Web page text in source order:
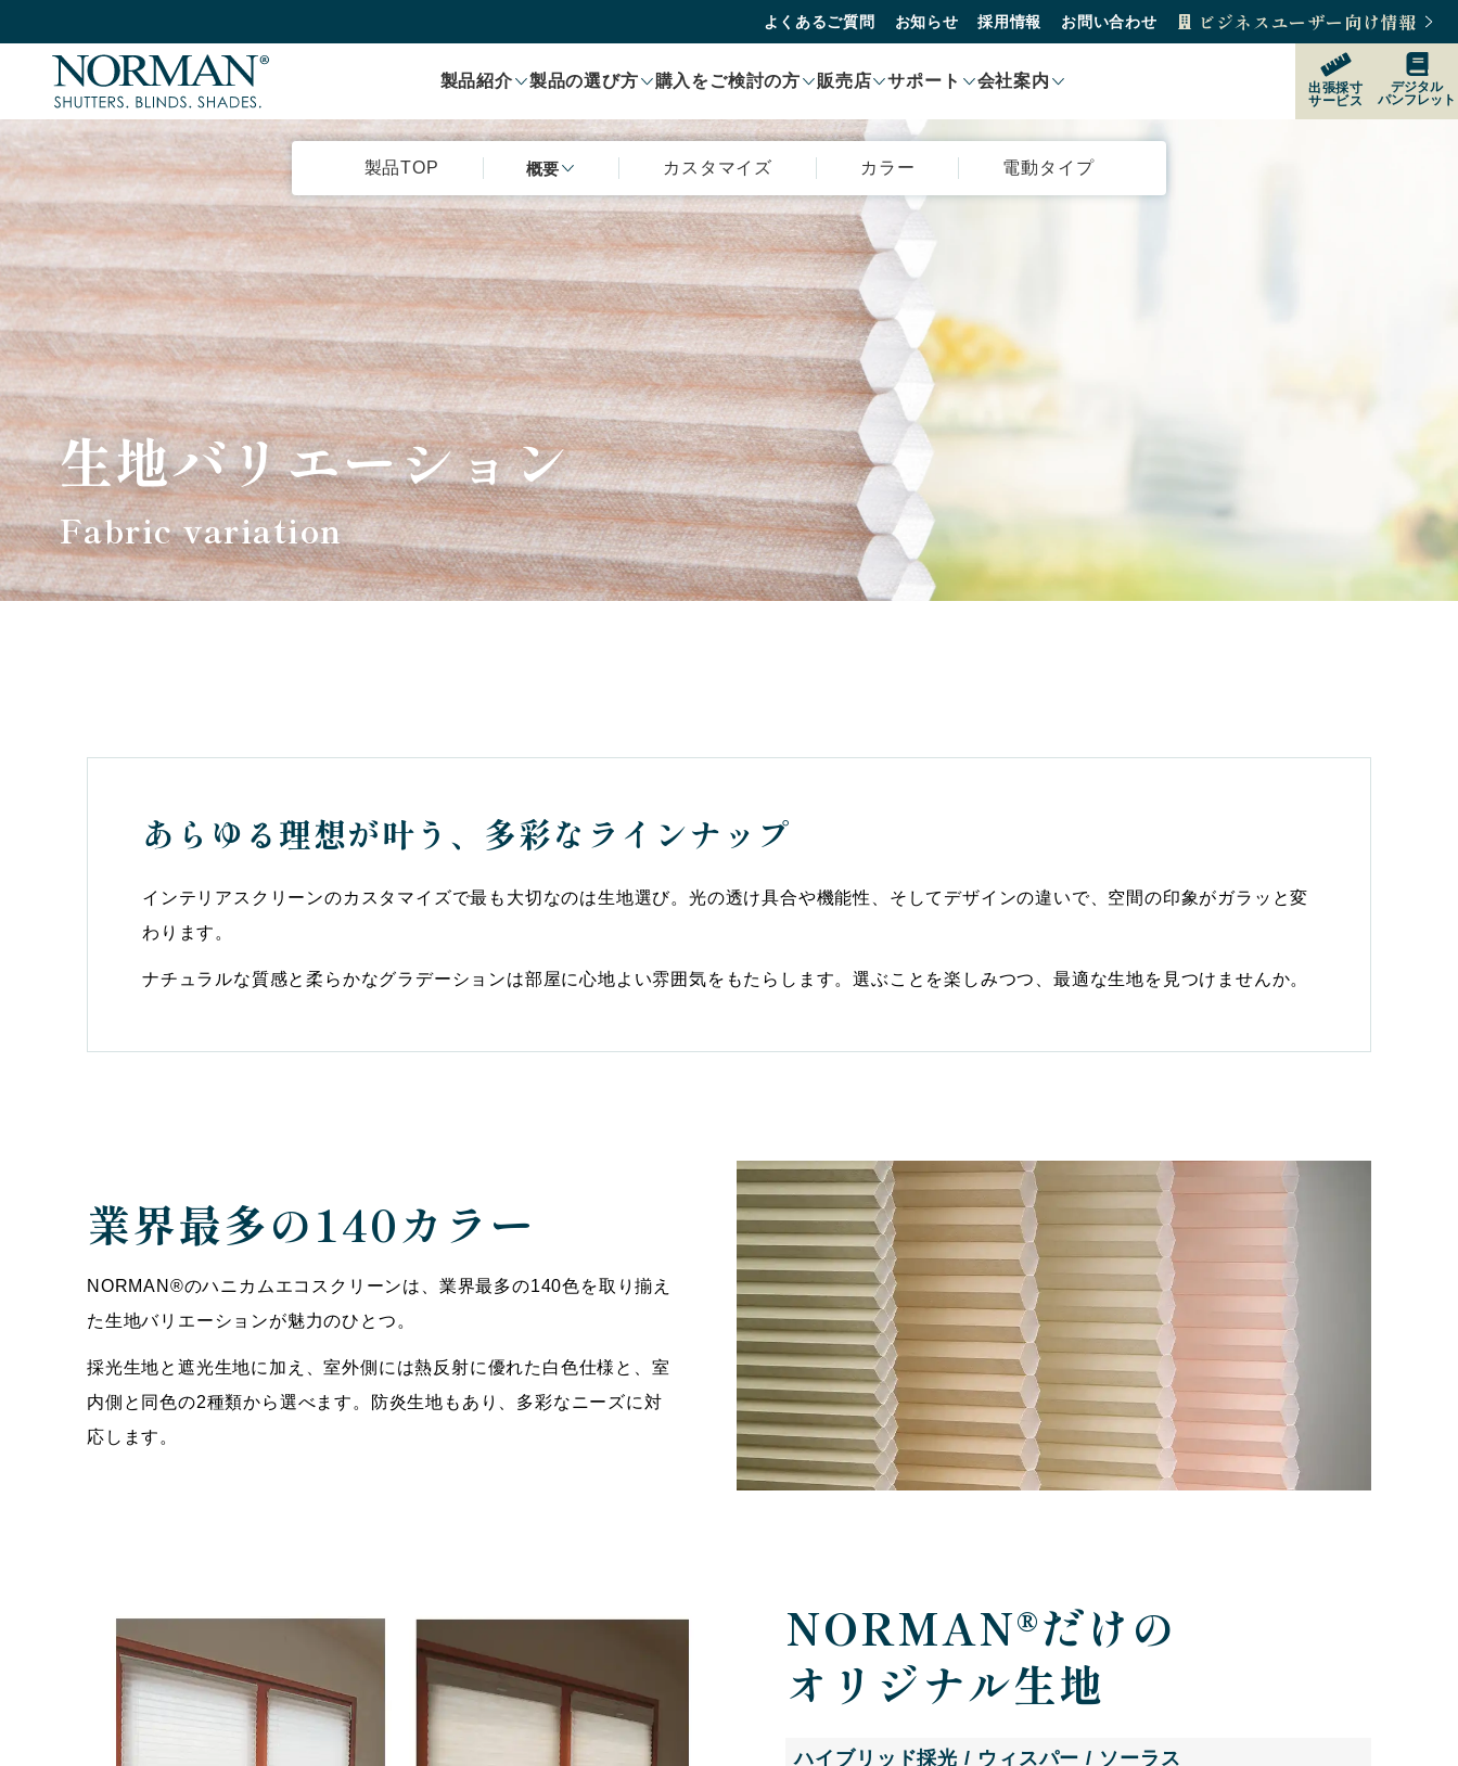
よくあるご質問 お知らせ 採用情報 お問い合わせ ビジネスユーザー向け情報
製品紹介 製品の選び方 購入をご検討の方 販売店 サポート 会社案内
出張採寸
サービス
デジタル
パンフレット
製品TOP 概要 カスタマイズ カラー 電動タイプ
生地バリエーション
Fabric variation
あらゆる理想が叶う、多彩なラインナップ
インテリアスクリーンのカスタマイズで最も大切なのは生地選び。光の透け具合や機能性、そしてデザインの違いで、空間の印象がガラッと変
わります。
ナチュラルな質感と柔らかなグラデーションは部屋に心地よい雰囲気をもたらします。選ぶことを楽しみつつ、最適な生地を見つけませんか。
業界最多の140カラー
NORMAN®のハニカムエコスクリーンは、業界最多の140色を取り揃え
た生地バリエーションが魅力のひとつ。
採光生地と遮光生地に加え、室外側には熱反射に優れた白色仕様と、室
内側と同色の2種類から選べます。防炎生地もあり、多彩なニーズに対
応します。
NORMAN®だけの
オリジナル生地
ハイブリッド採光 / ウィスパー / ソーラス